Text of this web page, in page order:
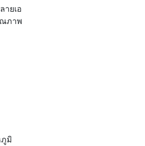
ยเอ
ภาพ
ภูมิ